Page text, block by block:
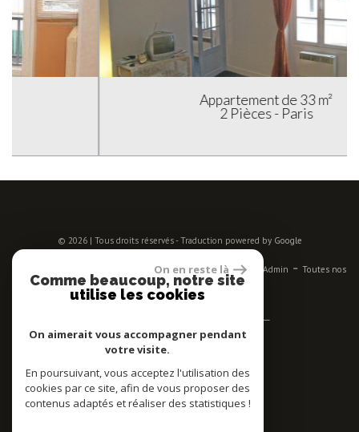
Appartement de 33 m²
2 Pièces - Paris
© 2026 | Tous droits réservés - Traduction powered by Google
Nos honoraires-Liens Admin - Toutes nos
annonces
Espace propriétaires
Adhérent
On en reste là
Comme beaucoup, notre site
utilise les cookies
On aimerait vous accompagner pendant
votre visite.
En poursuivant, vous acceptez l'utilisation des
cookies par ce site, afin de vous proposer des
contenus adaptés et réaliser des statistiques !